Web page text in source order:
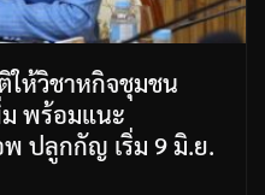
ห้วิชาหกิจชุมชน
พร้อมแนะ
ปลูกกัญ เริ่ม 9 มิ.ย.